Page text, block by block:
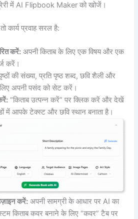
में AI Flipbook Maker को खोजें।
प्रवाह सरल है:
करें: अपनी किताब के लिए एक विषय और एक
करें।
की संख्या, प्रति पृष्ठ शब्द, छवि शैली और
लिए अपनी पसंद को सेट करें।
“किताब उत्पन्न करें” पर क्लिक करें और देखें
में आपके टेक्स्ट और छवि स्थान बनाता है।
करें: अपनी सामग्री के आधार पर AI का
किताब कवर बनाने के लिए “कवर” टैब पर